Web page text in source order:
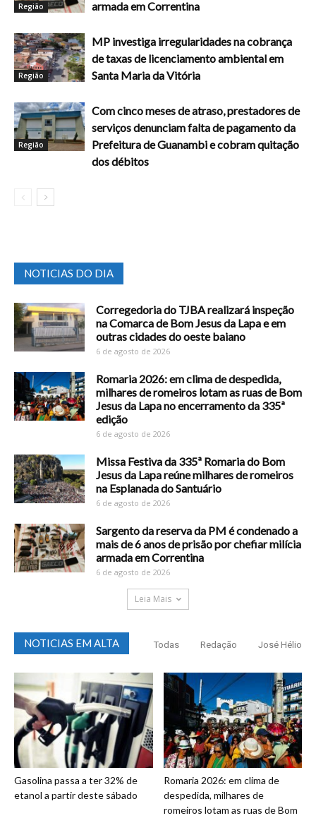
Região armada em Correntina
Região
MP investiga irregularidades na cobrança
de taxas de licenciamento ambiental em
Santa Maria da Vitória
Região
Com cinco meses de atraso, prestadores de
serviços denunciam falta de pagamento da
Prefeitura de Guanambi e cobram quitação
dos débitos
NOTICIAS DO DIA
Corregedoria do TJBA realizará inspeção
na Comarca de Bom Jesus da Lapa e em
outras cidades do oeste baiano
6 de agosto de 2026
Romaria 2026: em clima de despedida,
milhares de romeiros lotam as ruas de Bom
Jesus da Lapa no encerramento da 335ª
edição
6 de agosto de 2026
Missa Festiva da 335ª Romaria do Bom
Jesus da Lapa reúne milhares de romeiros
na Esplanada do Santuário
6 de agosto de 2026
Sargento da reserva da PM é condenado a
mais de 6 anos de prisão por chefiar milícia
armada em Correntina
6 de agosto de 2026
Leia Mais
NOTICIAS EM ALTA Todas Redação José Hélio
Gasolina passa a ter 32% de
etanol a partir deste sábado
Romaria 2026: em clima de
despedida, milhares de
romeiros lotam as ruas de Bom